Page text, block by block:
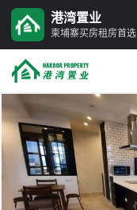
港湾置业
柬埔寨买房租房首选